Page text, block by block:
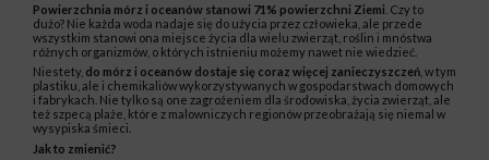
Powierzchnia mórz i oceanów stanowi 71% powierzchni Ziemi . Czy to
dużo? Nie każda woda nadaje się do użycia przez człowieka, ale przede
wszystkim stanowi ona miejsce życia dla wielu zwierząt, roślin i mnóstwa
różnych organizmów, o których istnieniu możemy nawet nie wiedzieć.
Niestety, do mórz i oceanów dostaje się coraz więcej zanieczyszczeń , w tym
plastiku, ale i chemikaliów wykorzystywanych w gospodarstwach domowych
i fabrykach. Nie tylko są one zagrożeniem dla środowiska, życia zwierząt, ale
też szpecą plaże, które z malowniczych regionów przeobrażają się niemal w
wysypiska śmieci.
Jak to zmienić?